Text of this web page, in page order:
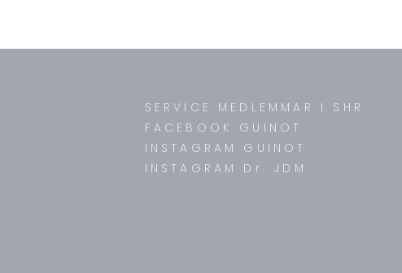
SERVICE MEDLEMMAR I SHR
FACEBOOK GUINOT
INSTAGRAM GUINOT
INSTAGRAM Dr. JDM